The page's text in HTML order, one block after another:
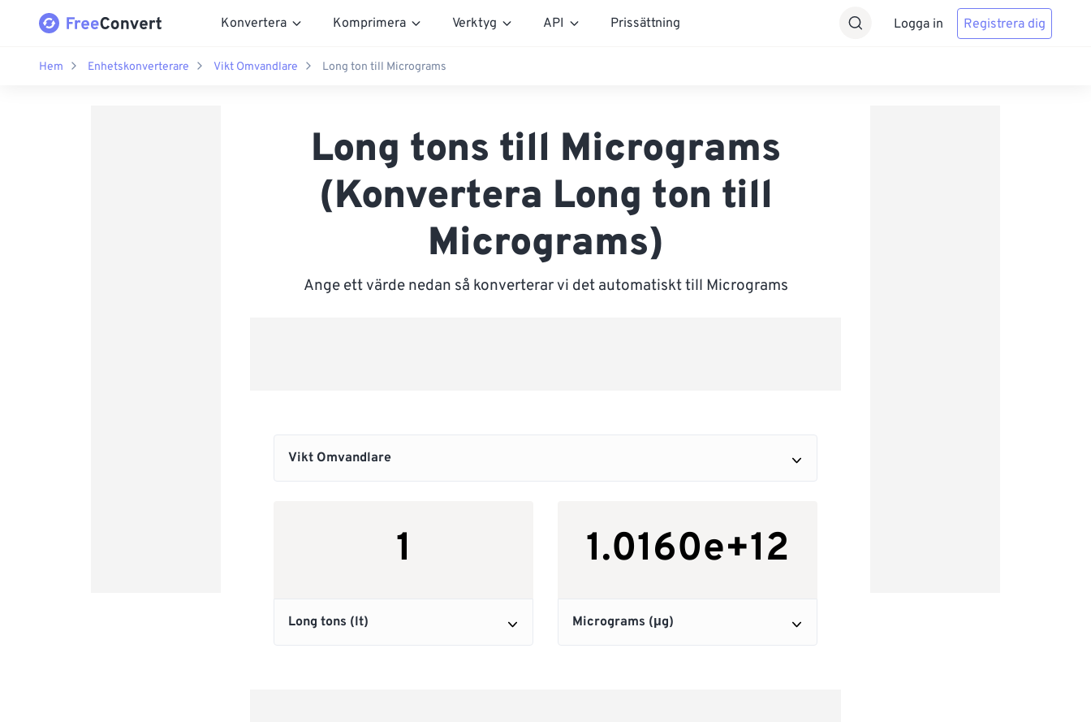
Konvertera Komprimera Verktyg API Prissättning Logga in Registrera dig
Hem Enhetskonverterare Vikt Omvandlare Long ton till Micrograms
Long tons till Micrograms
(Konvertera Long ton till
Micrograms)
Ange ett värde nedan så konverterar vi det automatiskt till Micrograms